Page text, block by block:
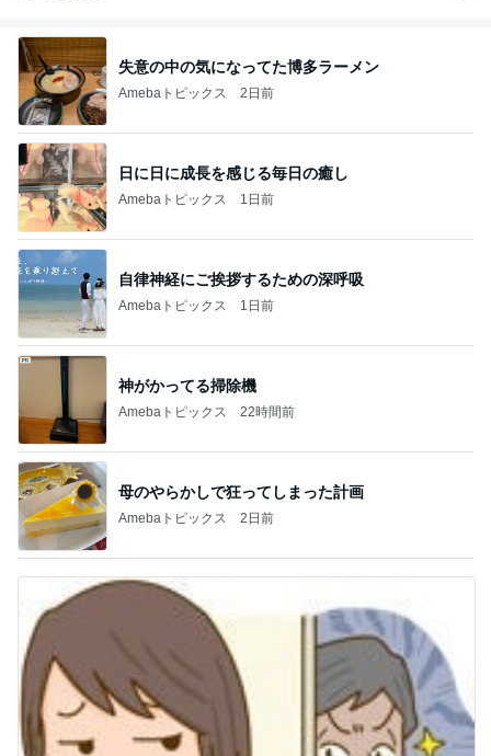
失意の中の気になってた博多ラーメン
Amebaトピックス 2日前
日に日に成長を感じる毎日の癒し
Amebaトピックス 1日前
自律神経にご挨拶するための深呼吸
Amebaトピックス 1日前
神がかってる掃除機
Amebaトピックス 22時間前
母のやらかしで狂ってしまった計画
Amebaトピックス 2日前